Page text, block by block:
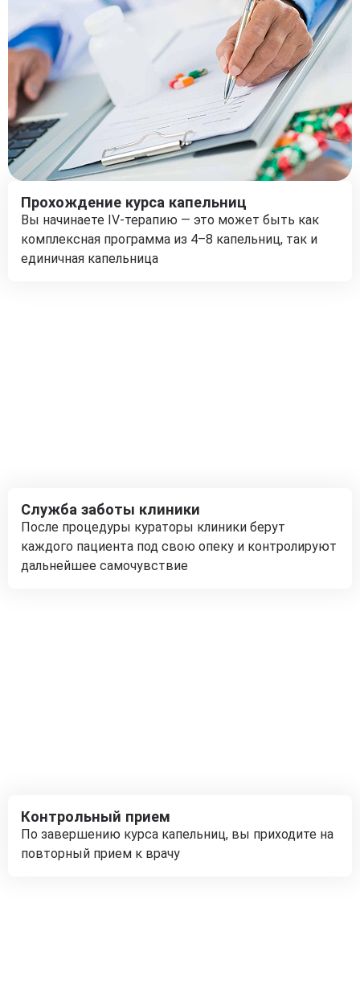
Прохождение курса капельниц
Вы начинаете IV-терапию — это может быть как
комплексная программа из 4–8 капельниц, так и
единичная капельница
Служба заботы клиники
После процедуры кураторы клиники берут
каждого пациента под свою опеку и контролируют
дальнейшее самочувствие
Контрольный прием
По завершению курса капельниц, вы приходите на
повторный прием к врачу